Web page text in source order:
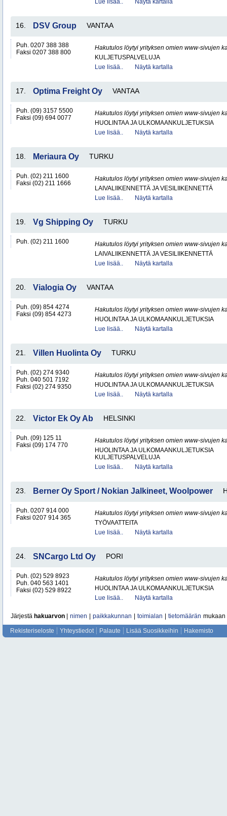
Lue lisää.. Näytä kartalla
16. DSV Group VANTAA
Puh. 0207 388 388
Faksi 0207 388 800
Hakutulos löytyi yrityksen omien www-sivujen
KULJETUSPALVELUJA
Lue lisää..
Näytä kartalla
17. Optima Freight Oy VANTAA
Puh. (09) 3157 5500
Faksi (09) 694 0077
Hakutulos löytyi yrityksen omien www-sivujen
HUOLINTAA JA ULKOMAANKULJETUKSIA
Lue lisää..
Näytä kartalla
18. Meriaura Oy TURKU
Puh. (02) 211 1600
Faksi (02) 211 1666
Hakutulos löytyi yrityksen omien www-sivujen
LAIVALIIKENNETTÄ JA VESILIIKENNETTÄ
Lue lisää..
Näytä kartalla
19. Vg Shipping Oy TURKU
Puh. (02) 211 1600
Hakutulos löytyi yrityksen omien www-sivujen
LAIVALIIKENNETTÄ JA VESILIIKENNETTÄ
Lue lisää..
Näytä kartalla
20. Vialogia Oy VANTAA
Puh. (09) 854 4274
Faksi (09) 854 4273
Hakutulos löytyi yrityksen omien www-sivujen
HUOLINTAA JA ULKOMAANKULJETUKSIA
Lue lisää..
Näytä kartalla
21. Villen Huolinta Oy TURKU
Puh. (02) 274 9340
Puh. 040 501 7192
Faksi (02) 274 9350
Hakutulos löytyi yrityksen omien www-sivujen
HUOLINTAA JA ULKOMAANKULJETUKSIA
Lue lisää..
Näytä kartalla
22. Victor Ek Oy Ab HELSINKI
Puh. (09) 125 11
Faksi (09) 174 770
Hakutulos löytyi yrityksen omien www-sivujen
HUOLINTAA JA ULKOMAANKULJETUKSIA
KULJETUSPALVELUJA
Lue lisää..
Näytä kartalla
23. Berner Oy Sport / Nokian Jalkineet, Woolpower
Puh. 0207 914 000
Faksi 0207 914 365
Hakutulos löytyi yrityksen omien www-sivujen
TYÖVAATTEITA
Lue lisää..
Näytä kartalla
24. SNCargo Ltd Oy PORI
Puh. (02) 529 8923
Puh. 040 563 1401
Faksi (02) 529 8922
Hakutulos löytyi yrityksen omien www-sivujen
HUOLINTAA JA ULKOMAANKULJETUKSIA
Lue lisää..
Näytä kartalla
Järjestä hakuarvon nimen paikkakunnan toimialan tietomäärän mukaan
Rekisteriseloste Yhteystiedot Palaute Lisää Suosikkeihin Hakemisto